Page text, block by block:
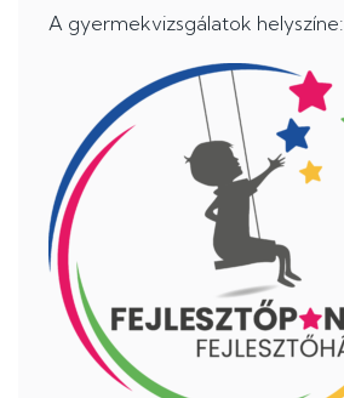
A gyermekvizsgálatok helyszíne: